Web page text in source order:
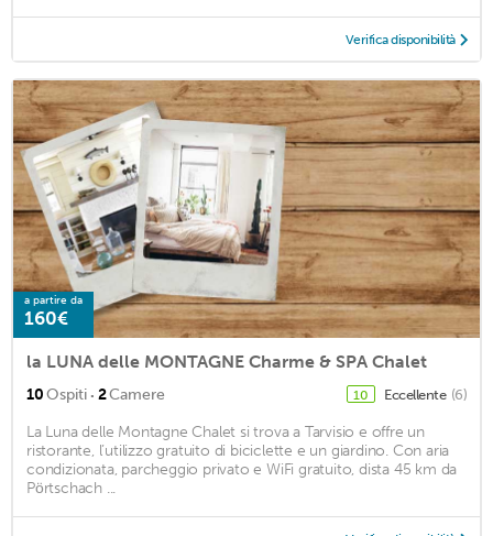
Verifica disponibilità
a partire da
160€
la LUNA delle MONTAGNE Charme & SPA Chalet
10Ospiti · 2Camere 10 Eccellente (6)
La Luna delle Montagne Chalet si trova a Tarvisio e offre un
ristorante, l’utilizzo gratuito di biciclette e un giardino. Con aria
condizionata, parcheggio privato e WiFi gratuito, dista 45 km da
Pörtschach ...